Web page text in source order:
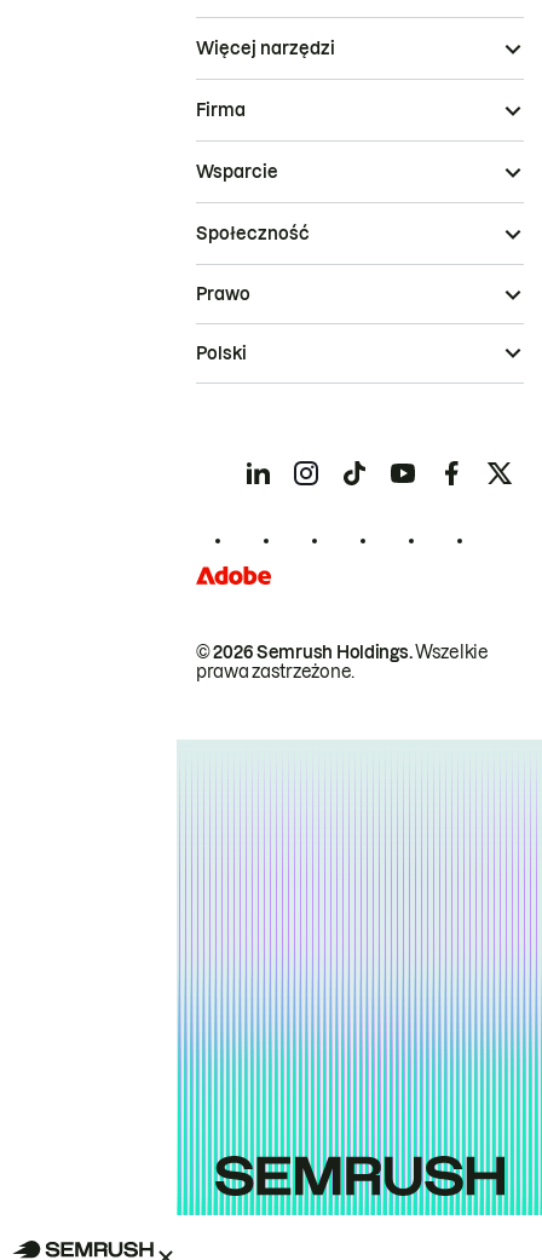
Więcej narzędzi
Firma
Wsparcie
Społeczność
© 2026 Semrush Holdings.Wszelkie
prawa zastrzeżone.
Prawo
Polski